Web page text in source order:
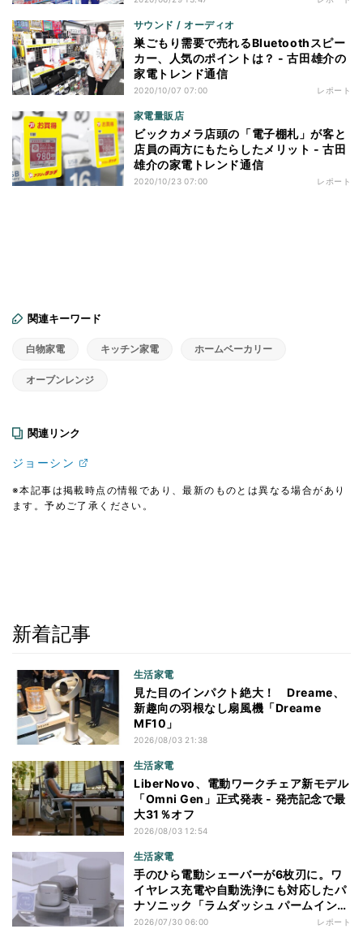
サウンド / オーディオ
巣ごもり需要で売れるBluetoothスピー
カー、人気のポイントは？ - 古田雄介の
家電トレンド通信
2020/10/07 07:00 レポート
家電量販店
ビックカメラ店頭の「電子棚札」が客と
店員の両方にもたらしたメリット - 古田
雄介の家電トレンド通信
2020/10/23 07:00 レポート
関連キーワード
白物家電 キッチン家電 ホームベーカリー
オーブンレンジ
関連リンク
ジョーシン
※本記事は掲載時点の情報であり、最新のものとは異なる場合があり
ます。予めご了承ください。
新着記事
生活家電
見た目のインパクト絶大！ Dreame、
新趣向の羽根なし扇風機「Dreame
MF10」
2026/08/03 21:38
生活家電
LiberNovo、電動ワークチェア新モデル
「Omni Gen」正式発表 - 発売記念で最
大31％オフ
2026/08/03 12:54
生活家電
手のひら電動シェーバーが6枚刃に。ワ
イヤレス充電や自動洗浄にも対応したパ
ナソニック「ラムダッシュ パームイン
プロ」を体験
2026/07/30 06:00 レポート